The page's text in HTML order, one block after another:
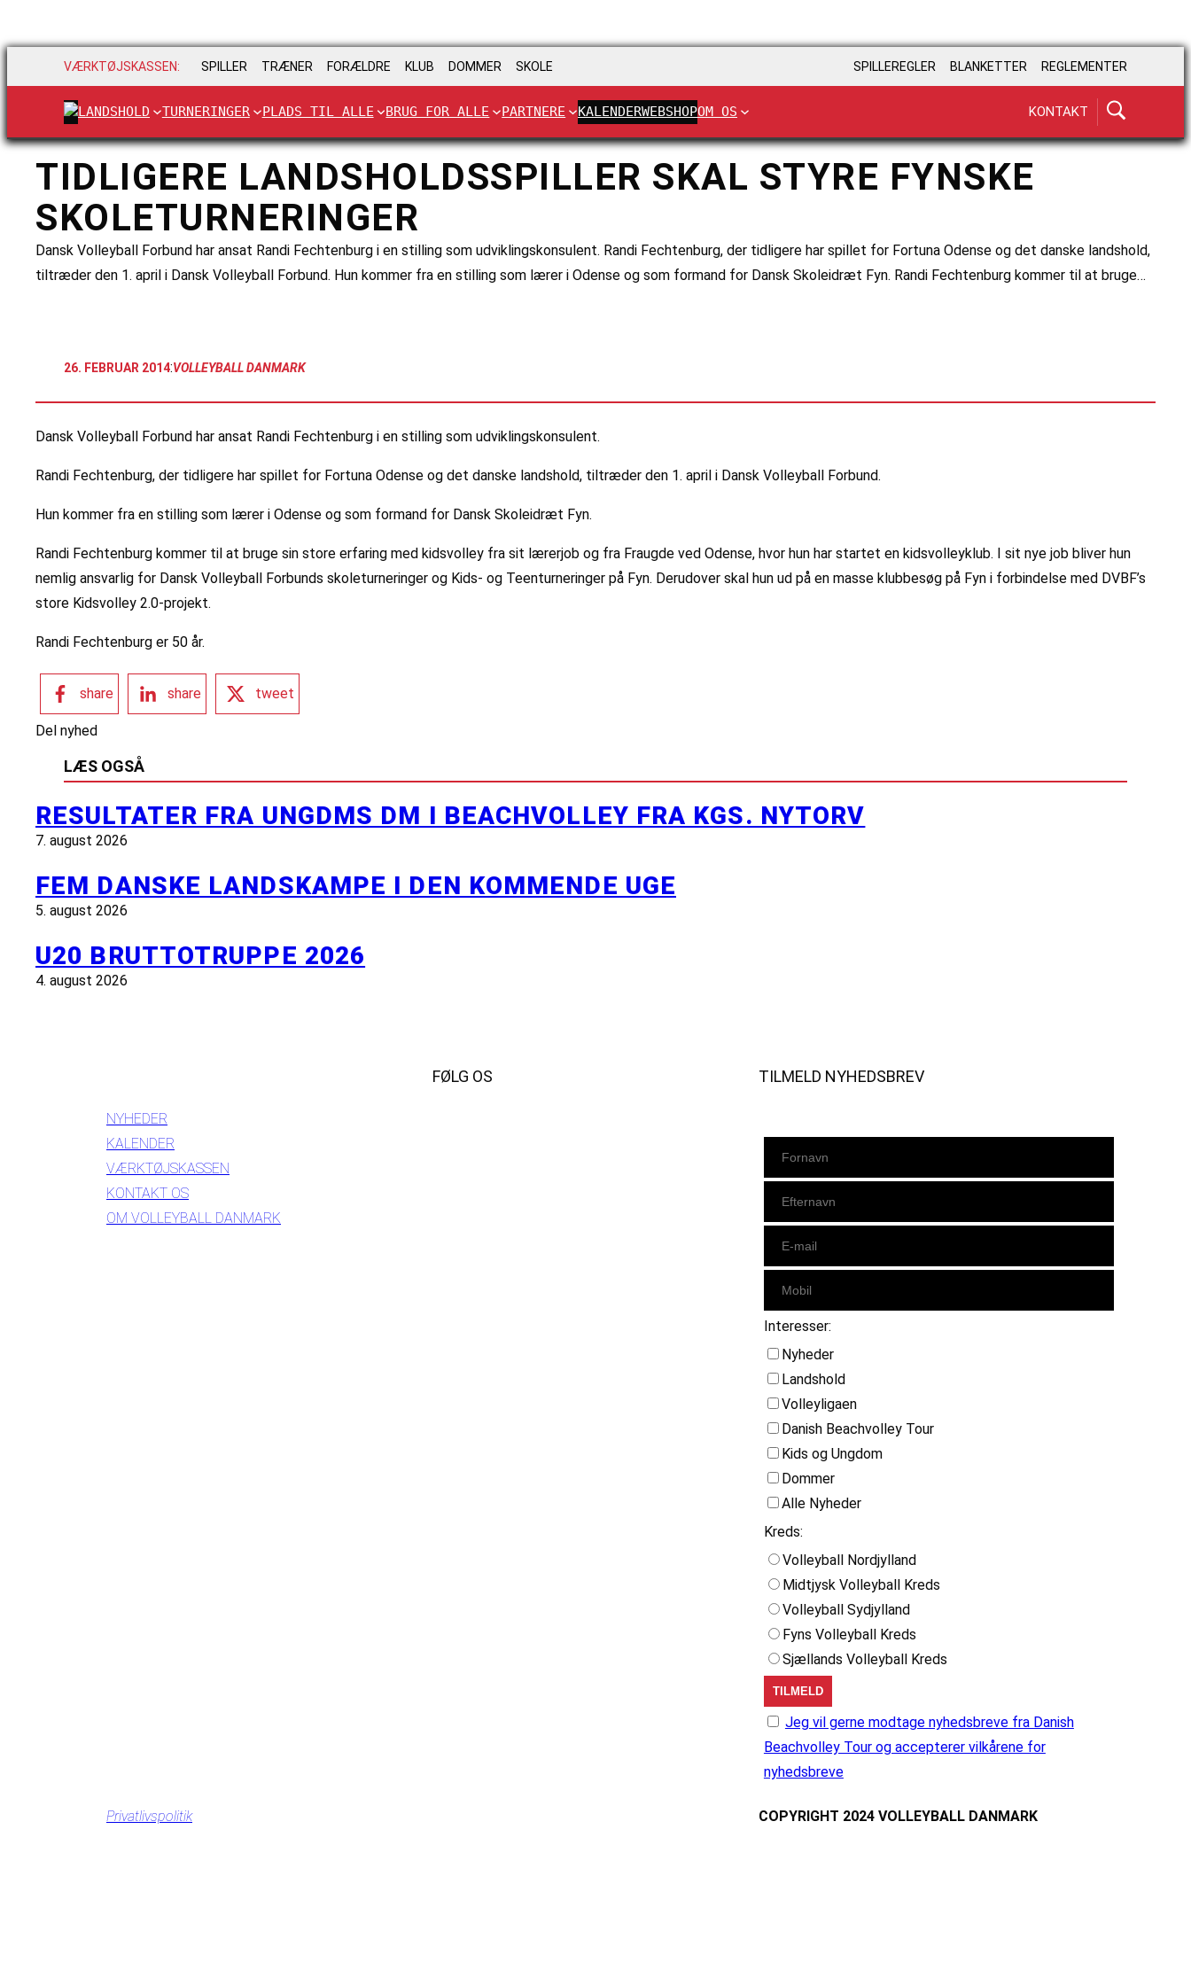
VÆRKTØJSKASSEN: SPILLER TRÆNER FORÆLDRE KLUB DOMMER SKOLE SPILLEREGLER BLANKETTER REGLEMENTER
LANDSHOLD TURNERINGER PLADS TIL ALLE BRUG FOR ALLE PARTNERE KALENDERWEBSHOPOM OS KONTAKT
TIDLIGERE LANDSHOLDSSPILLER SKAL STYRE FYNSKE
SKOLETURNERINGER
Dansk Volleyball Forbund har ansat Randi Fechtenburg i en stilling som udviklingskonsulent. Randi Fechtenburg, der tidligere har spillet for Fortuna Odense og det danske landshold,
tiltræder den 1. april i Dansk Volleyball Forbund. Hun kommer fra en stilling som lærer i Odense og som formand for Dansk Skoleidræt Fyn. Randi Fechtenburg kommer til at bruge…
26. FEBRUAR 2014:VOLLEYBALL DANMARK
Dansk Volleyball Forbund har ansat Randi Fechtenburg i en stilling som udviklingskonsulent.
Randi Fechtenburg, der tidligere har spillet for Fortuna Odense og det danske landshold, tiltræder den 1. april i Dansk Volleyball Forbund.
Hun kommer fra en stilling som lærer i Odense og som formand for Dansk Skoleidræt Fyn.
Randi Fechtenburg kommer til at bruge sin store erfaring med kidsvolley fra sit lærerjob og fra Fraugde ved Odense, hvor hun har startet en kidsvolleyklub. I sit nye job bliver hun
nemlig ansvarlig for Dansk Volleyball Forbunds skoleturneringer og Kids- og Teenturneringer på Fyn. Derudover skal hun ud på en masse klubbesøg på Fyn i forbindelse med DVBF’s
store Kidsvolley 2.0-projekt.
Randi Fechtenburg er 50 år.
share share tweet
Del nyhed
LÆS OGSÅ
RESULTATER FRA UNGDMS DM I BEACHVOLLEY FRA KGS. NYTORV
7. august 2026
FEM DANSKE LANDSKAMPE I DEN KOMMENDE UGE
5. august 2026
U20 BRUTTOTRUPPE 2026
4. august 2026
NYHEDER
KALENDER
VÆRKTØJSKASSEN
KONTAKT OS
OM VOLLEYBALL DANMARK
FØLG OS TILMELD NYHEDSBREV
Interesser:
Nyheder
Landshold
Volleyligaen
Danish Beachvolley Tour
Kids og Ungdom
Dommer
Alle Nyheder
Kreds:
Volleyball Nordjylland
Midtjysk Volleyball Kreds
Volleyball Sydjylland
Fyns Volleyball Kreds
Sjællands Volleyball Kreds
Jeg vil gerne modtage nyhedsbreve fra Danish
Beachvolley Tour og accepterer vilkårene for
nyhedsbreve
Privatlivspolitik COPYRIGHT 2024 VOLLEYBALL DANMARK